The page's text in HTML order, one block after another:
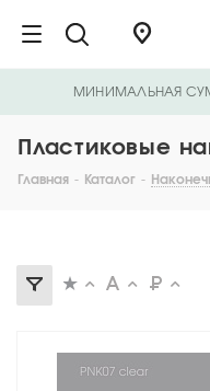
МИНИМАЛЬНАЯ
Пластиковые
Главная - Каталог -